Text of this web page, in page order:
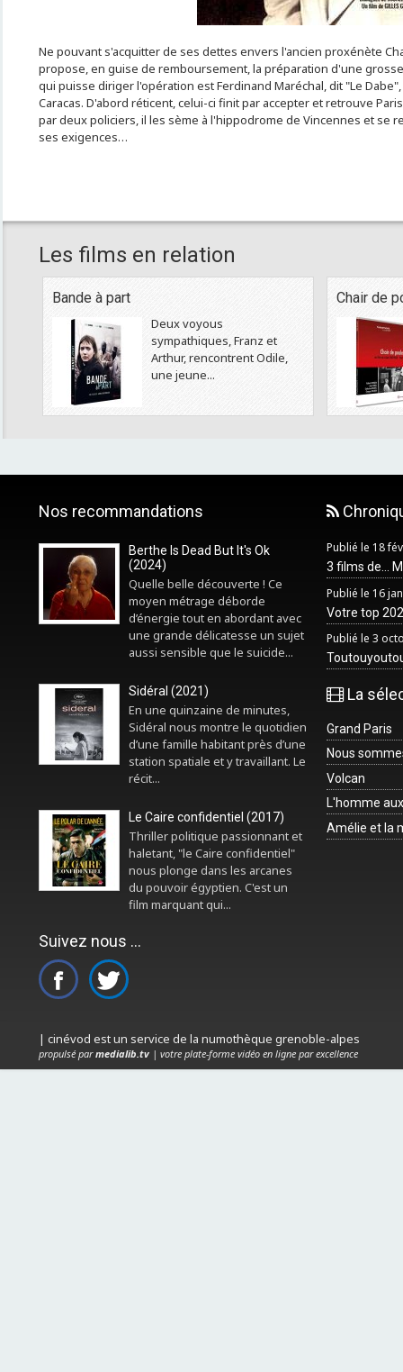
Ne pouvant s'acquitter de ses dettes envers l'ancien proxénète
propose, en guise de remboursement, la préparation d'une
qui puisse diriger l'opération est Ferdinand Maréchal, dit "Le
Caracas. D'abord réticent, celui-ci finit par accepter et retrouve
par deux policiers, il les sème à l'hippodrome de Vincennes et se
ses exigences…
Les films en relation
Bande à part
Deux voyous
sympathiques, Franz et
Arthur, rencontrent Odile,
une jeune...
Chair de
Nos recommandations
Berthe Is Dead But It's Ok
(2024)
Quelle belle découverte ! Ce
moyen métrage déborde
d’énergie tout en abordant avec
une grande délicatesse un sujet
aussi sensible que le suicide...
Sidéral (2021)
En une quinzaine de minutes,
Sidéral nous montre le quotidien
d’une famille habitant près d’une
station spatiale et y travaillant. Le
récit...
Le Caire confidentiel (2017)
Thriller politique passionnant et
haletant, "le Caire confidentiel"
nous plonge dans les arcanes
du pouvoir égyptien. C'est un
film marquant qui...
Suivez nous ...
Publié le 18
3 films de...
Publié le 16
Votre top
Publié le 3
La
Grand Paris
Nous
Volcan
L'homme
Amélie et la
| cinévod est un service de la numothèque grenoble-alpes
propulsé parmedialib.tv| votre plate-forme vidéo en ligne par excellence